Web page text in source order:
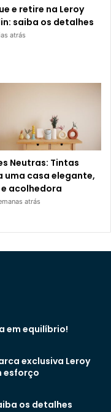
e retire na Leroy
saiba os detalhes
atrás
Neutras: Tintas
uma casa elegante,
e acolhedora
atrás
em equilíbrio!
exclusiva Leroy
esforço
os detalhes